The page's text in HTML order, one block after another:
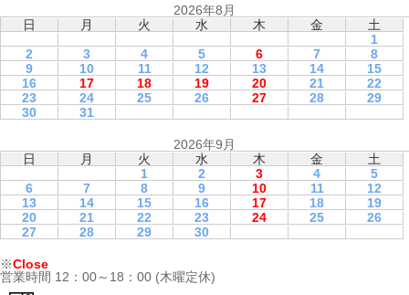
2026年8月
日
月 火 水 木 金
土
1
2
3 4 5 6 7
8
9
10 11 12 13 14
15
16
17 18 19 20 21
22
23
24 25 26 27 28
29
30
31
2026年9月
日
月 火 水 木 金
土
1
2 3 4
5
6
7 8 9 10 11
12
13
14 15 16 17 18
19
20
21 22 23 24 25
26
27
28 29 30
※Close
営業時間 12：00～18：00 (木曜定休)